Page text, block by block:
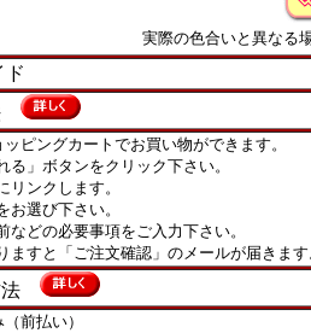
実際の色合いと異なる
ド
ピングカートでお買い物ができます。
」ボタンをクリック下さい。
ンクします。
選び下さい。
どの必要事項をご入力下さい。
ますと「ご注文確認」のメールが届きま
法
前払い）